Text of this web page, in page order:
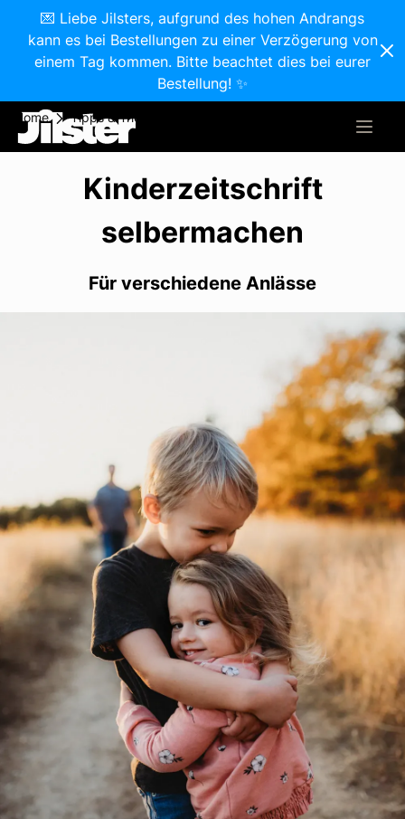
💌 Liebe Jilsters, aufgrund des hohen Andrangs
kann es bei Bestellungen zu einer Verzögerung von
einem Tag kommen. Bitte beachtet dies bei eurer
Bestellung! ✨
Home Tipps & Tricks Kinderzeitschrift selbermachen
Kinderzeitschrift
selbermachen
Für verschiedene Anlässe